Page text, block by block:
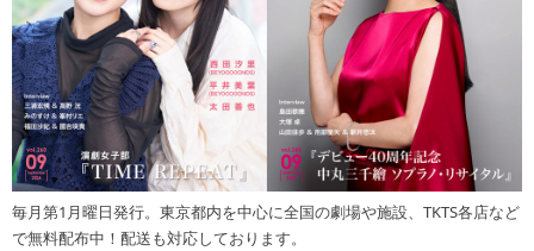
毎月第1月曜日発行。東京都内を中心に全国の劇場や施設、TKTS各店など
で無料配布中！配送も対応しております。